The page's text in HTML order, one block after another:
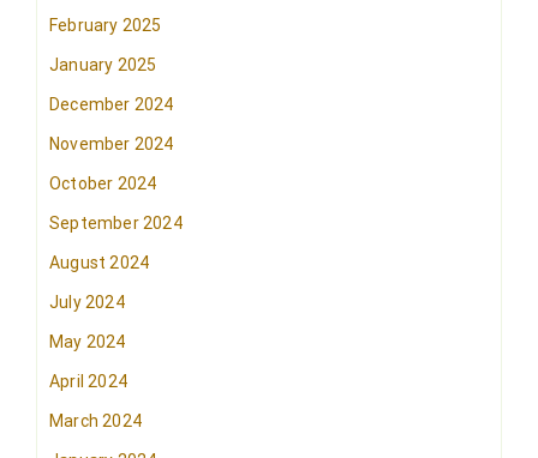
February 2025
January 2025
December 2024
November 2024
October 2024
September 2024
August 2024
July 2024
May 2024
April 2024
March 2024